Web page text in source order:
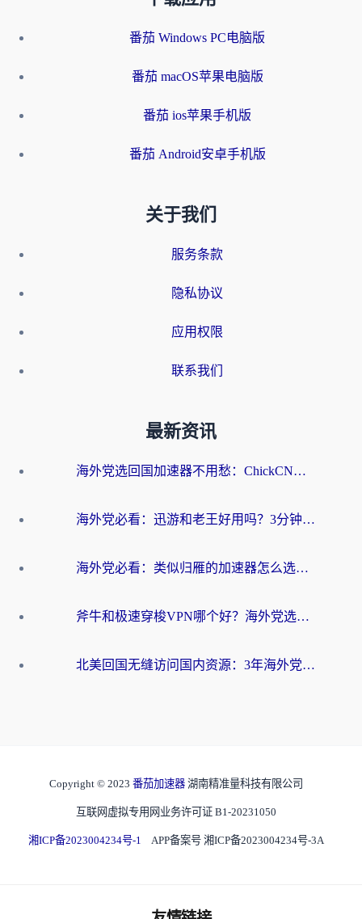
番茄 Windows PC电脑版
番茄 macOS苹果电脑版
番茄 ios苹果手机版
番茄 Android安卓手机版
关于我们
服务条款
隐私协议
应用权限
联系我们
最新资讯
海外党选回国加速器不用愁：ChickCN和洞见哪个好？一篇搞定所有疑问
海外党必看：迅游和老王好用吗？3分钟选对加速国内网络的加速器
海外党必看：类似归雁的加速器怎么选？一篇搞定无缝访问国内资源
斧牛和极速穿梭VPN哪个好？海外党选回国加速器必看的真实对比与避坑指南
北美回国无缝访问国内资源：3年海外党亲测的加速器选择指南
Copyright © 2023 番茄加速器 湖南精准量科技有限公司
互联网虚拟专用网业务许可证 B1-20231050
湘ICP备2023004234号-1 APP备案号 湘ICP备2023004234号-3A